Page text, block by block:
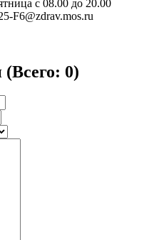
с 08.00 до 20.00
F6@zdrav.mos.ru
(Всего: 0)